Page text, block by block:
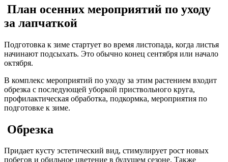
План осенних мероприятий по уходу
за лапчаткой
Подготовка к зиме стартует во время листопада, когда листья
начинают подсыхать. Это обычно конец сентября или начало
октября.
В комплекс мероприятий по уходу за этим растением входит
обрезка с последующей уборкой приствольного круга,
профилактическая обработка, подкормка, мероприятия по
подготовке к зиме.
Обрезка
Придает кусту эстетический вид, стимулирует рост новых
побегов и обильное цветение в будущем сезоне. Также